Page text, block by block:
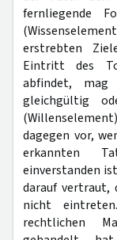
fernliegende
erstrebten
Eintritt des
abfindet,
gleichgültig
dagegen vor,
erkannten
einverstanden
darauf vertraut,
nicht
rechtlichen